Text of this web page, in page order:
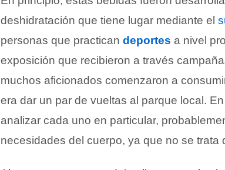
deshidratación que tiene lugar mediante el
personas que practican deportes a nivel
exposición que recibieron a través
muchos aficionados comenzaron a
era dar un par de vueltas al parque local.
analizar cada uno en particular,
necesidades del cuerpo, ya que no se trata